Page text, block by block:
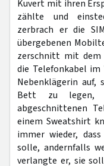
Kuvert mit ihren
zählte und
zerbrach er die
übergebenen
zerschnitt mit dem
die Telefonkabel
Nebenklägerin
Bett zu
abgeschnittenen
einem Sweatshirt
immer wieder,
solle, andernfalls
verlangte er, sie